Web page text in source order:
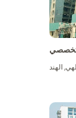
,الهند